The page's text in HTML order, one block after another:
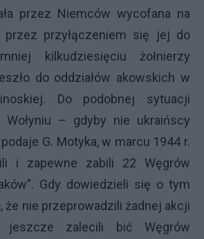
przez Niemców wycofana na
przez przyłączeniem się jej do
kilkudziesięciu żołnierzy
do oddziałów akowskich w
Do podobnej sytuacji
Wołyniu – gdyby nie ukraińscy
G. Motyka, w marcu 1944 r.
i zapewne zabili 22 Węgrów
Gdy dowiedzieli się o tym
że nie przeprowadzili żadnej akcji
jeszcze zalecili bić Węgrów